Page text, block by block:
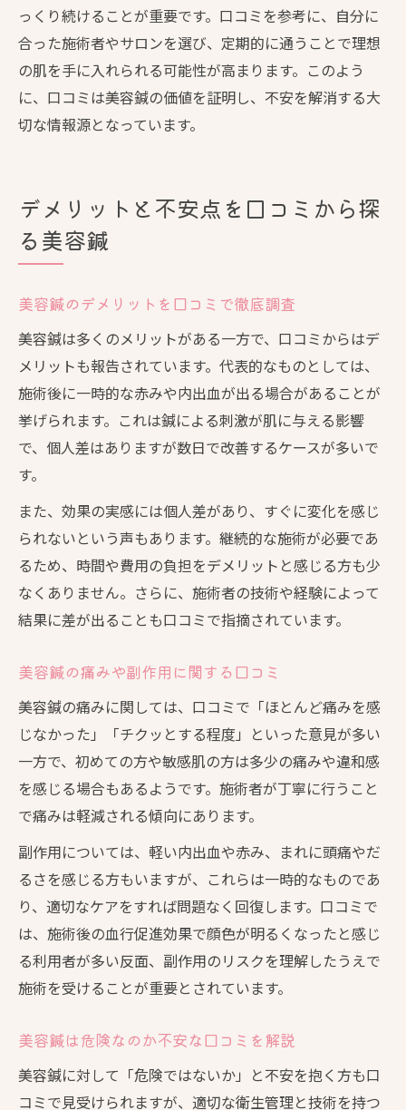
っくり続けることが重要です。口コミを参考に、自分に
合った施術者やサロンを選び、定期的に通うことで理想
の肌を手に入れられる可能性が高まります。このよう
に、口コミは美容鍼の価値を証明し、不安を解消する大
切な情報源となっています。
デメリットと不安点を口コミから探
る美容鍼
美容鍼のデメリットを口コミで徹底調査
美容鍼は多くのメリットがある一方で、口コミからはデ
メリットも報告されています。代表的なものとしては、
施術後に一時的な赤みや内出血が出る場合があることが
挙げられます。これは鍼による刺激が肌に与える影響
で、個人差はありますが数日で改善するケースが多いで
す。
また、効果の実感には個人差があり、すぐに変化を感じ
られないという声もあります。継続的な施術が必要であ
るため、時間や費用の負担をデメリットと感じる方も少
なくありません。さらに、施術者の技術や経験によって
結果に差が出ることも口コミで指摘されています。
美容鍼の痛みや副作用に関する口コミ
美容鍼の痛みに関しては、口コミで「ほとんど痛みを感
じなかった」「チクッとする程度」といった意見が多い
一方で、初めての方や敏感肌の方は多少の痛みや違和感
を感じる場合もあるようです。施術者が丁寧に行うこと
で痛みは軽減される傾向にあります。
副作用については、軽い内出血や赤み、まれに頭痛やだ
るさを感じる方もいますが、これらは一時的なものであ
り、適切なケアをすれば問題なく回復します。口コミで
は、施術後の血行促進効果で顔色が明るくなったと感じ
る利用者が多い反面、副作用のリスクを理解したうえで
施術を受けることが重要とされています。
美容鍼は危険なのか不安な口コミを解説
美容鍼に対して「危険ではないか」と不安を抱く方も口
コミで見受けられますが、適切な衛生管理と技術を持つ